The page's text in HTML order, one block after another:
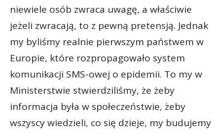
niewiele osób zwraca uwagę, a właściwie
jeżeli zwracają, to z pewną pretensją. Jednak
my byliśmy realnie pierwszym państwem w
Europie, które rozpropagowało system
komunikacji SMS-owej o epidemii. To my w
Ministerstwie stwierdziliśmy, że żeby
informacja była w społeczeństwie, żeby
wszyscy wiedzieli, co się dzieje, my budujemy